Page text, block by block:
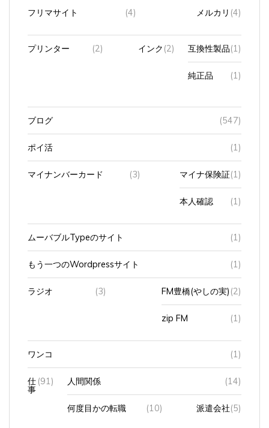
フリマサイト (4) (4)
プリンター (2) インク (2) 互換性製品 (1)
純正品 (1)
ブログ (547)
ポイ活 (1)
マイナンバーカード (3) マイナ保険証(1)
本人確認 (1)
ムーバブルTypeのサイト (1)
もう一つのWordpressサイト (1)
(3) FM豊橋(やしの実) (2)
zip FM (1)
(1)
仕
事
(91) 人間関係 (14)
何度目かの転職 (10) 派遣会社 (5)